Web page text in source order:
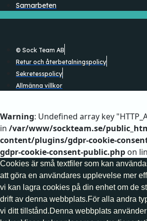
Samarbeten
© Sock Team AB
Retur och återbetalningspolicy
Sekretesspolicy
Allmänna villkor
Warning: Undefined array key
in /var/www/sockteam.se/
content/plugins/gdpr-cookie-
gdpr-cookie-consent-public.php on
Cookies är små textfiler som kan
att göra en användares upplevelse mer
vi kan lagra cookies på din enhet om de
drift av denna webbplats.För alla andra
vi ditt tillstånd.Denna webbplats